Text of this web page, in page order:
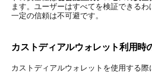
ます。ユーザーはすべてを検証できるわ
一定の信頼は不可避です。
カストディアルウォレット利用時
カストディアルウォレットを使用する